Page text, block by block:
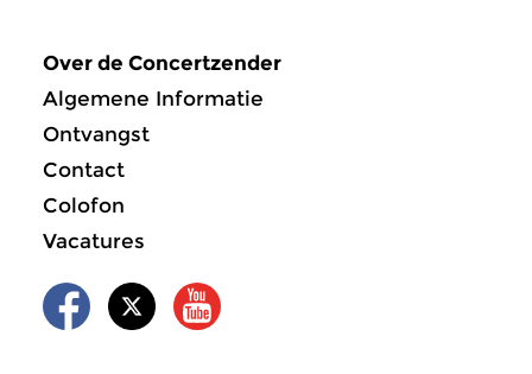
Over de Concertzender
Algemene Informatie
Ontvangst
Contact
Colofon
Vacatures